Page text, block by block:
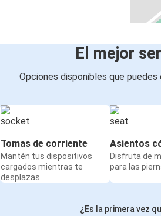
El mejor
Opciones disponibles que
Tomas de corriente
Mantén tus dispositivos
cargados mientras te
desplazas
Asientos
Disfruta de
para las
¿Es la primera vez